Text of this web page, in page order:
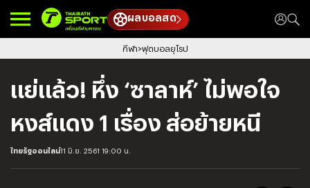
ผลบอลสด
กีฬา ฟุตบอลยุโรป
แย่แล้ว! หึ่ง ‘ซาลาห์’ ไม่พอใจ
หงส์แดง 1 เรื่อง ส่อย้ายหนี
ไทยรัฐออนไลน์11 มิ.ย. 2561 19:00 น.